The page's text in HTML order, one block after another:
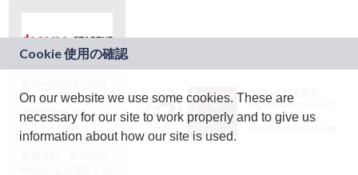
ドコモグループの新
規事業創出プログラ
ム「docomo
STARTUP」を通じて
JASRAC許諾番号：
9024936001Y45037
JASRAC許諾番号：
On our website we use some cookies. These are
necessary for our site to work properly and to give us
information about how our site is used.